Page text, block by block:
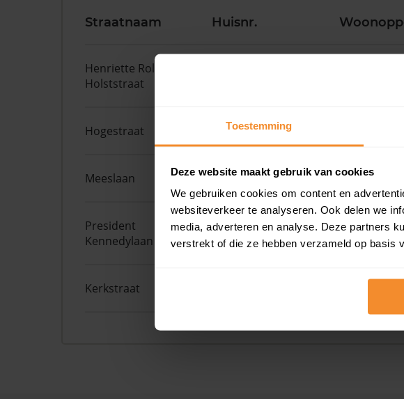
Toestemming
Deze website maakt gebruik van cookies
We gebruiken cookies om content en
websiteverkeer te analyseren. Ook delen we
media, adverteren en analyse. Deze partners
verstrekt of die ze hebben verzameld op basis
Straatnaam Huisnr.
Henriette Roland
Holststraat
Hogestraat 107
Meeslaan 2 17 80 m2
President
Kennedylaan
2 133 m2
Kerkstraat